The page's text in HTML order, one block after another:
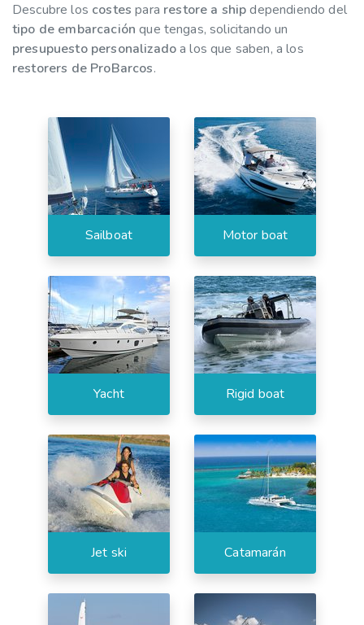
Descubre los costes para restore a shipdependiendo del
tipo de embarcación que tengas, solicitando un
presupuesto personalizadoa los que saben, a los
restorers de ProBarcos.
Sailboat Motor boat
Yacht Rigid boat
Jet ski Catamarán